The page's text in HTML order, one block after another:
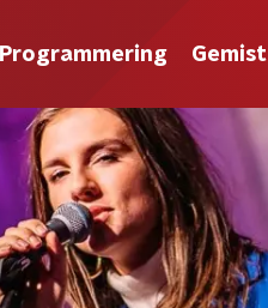
Programmering Gemist